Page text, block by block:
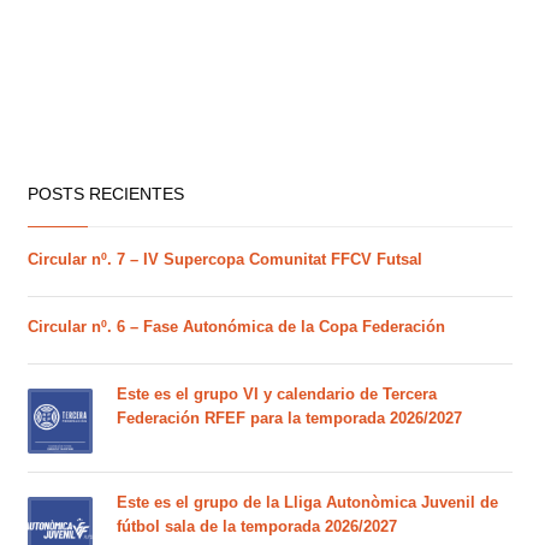
POSTS RECIENTES
Circular nº. 7 – IV Supercopa Comunitat FFCV Futsal
Circular nº. 6 – Fase Autonómica de la Copa Federación
Este es el grupo VI y calendario de Tercera
Federación RFEF para la temporada 2026/2027
Este es el grupo de la Lliga Autonòmica Juvenil de
fútbol sala de la temporada 2026/2027